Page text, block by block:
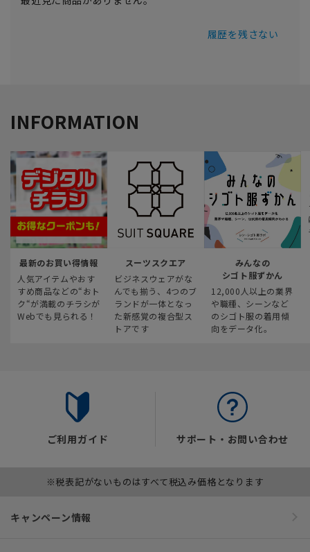
履歴を残さない
INFORMATION
最新のお買い得情報
人気アイテムやおす
すめ商品などの“おト
ク“が満載のチラシが
Webでも見られる！
スーツスクエア
ビジネスウェアがな
んでも揃う、4つのブ
ランドが一体となっ
た新感覚の複合型ス
トアです
みんなの
シゴト服ずかん
12,000人以上の業界
や職種、シーンなど
のシゴト服の着用傾
向をデータ化。
ご利用ガイド サポート・お問い合わせ
※税表記がないものはすべて税込み価格となります
キャンペーン情報